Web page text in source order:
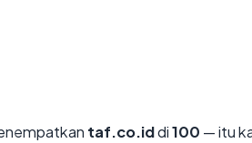
taf.co.iddi100 — itu